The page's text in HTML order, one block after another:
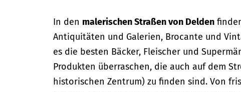
In den malerischen Straßen von Delden
Antiquitäten und Galerien, Brocante und
es die besten Bäcker, Fleischer und
Produkten überraschen, die auch auf dem
historischen Zentrum) zu finden sind. Von